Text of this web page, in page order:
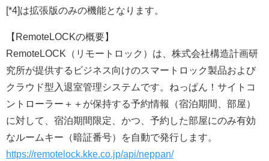
[*4]は拡張版のみの機能となります。
【RemoteLOCKの概要】
RemoteLOCK（リモートロック）は、株式会社構造計画研
究所が提供するビジネス向けのスマートロック製品および
クラウド型入退室管理システムです。ねっぱん！サイトコ
ントローラー＋＋が保持する予約情報（宿泊期間、部屋）
に対して、宿泊期間限定、かつ、予約した部屋にのみ有効
なルームキー（暗証番号）を自動で発行します。
https://remotelock.kke.co.jp/api/neppan/